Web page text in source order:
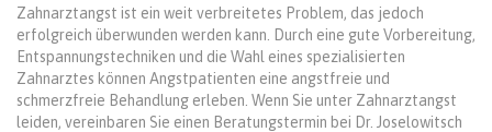
Zahnarztangst ist ein weit verbreitetes Problem, das jedoch
erfolgreich überwunden werden kann. Durch eine gute Vorbereitung,
Entspannungstechniken und die Wahl eines spezialisierten
Zahnarztes können Angstpatienten eine angstfreie und
schmerzfreie Behandlung erleben. Wenn Sie unter Zahnarztangst
leiden, vereinbaren Sie einen Beratungstermin bei Dr. Joselowitsch